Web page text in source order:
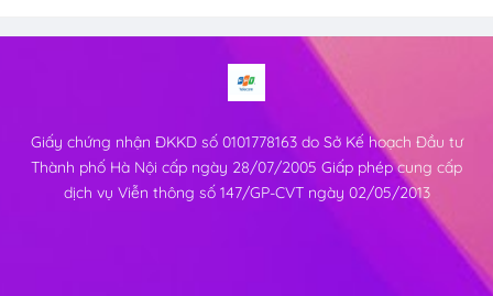
Giấy chứng nhận ĐKKD số 0101778163 do Sở Kế hoạch Đầu tư
Thành phố Hà Nội cấp ngày 28/07/2005 Giấp phép cung cấp
dịch vụ Viễn thông số 147/GP-CVT ngày 02/05/2013